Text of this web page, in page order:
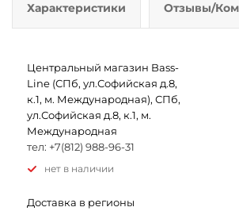
Характеристики Отзывы/
Центральный магазин Bass-
Line (СПб, ул.Софийская д.8,
к.1, м. Международная), СПб,
ул.Софийская д.8, к.1, м.
Международная
тел: +7(812) 988-96-31
Нет в наличии
Доставка в регионы